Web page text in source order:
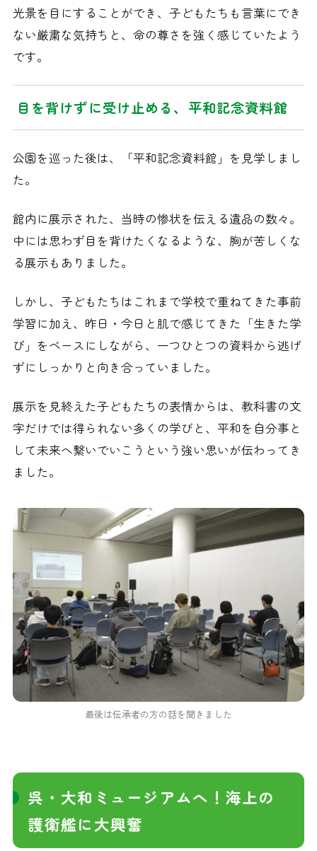
光景を目にすることができ、子どもたちも言葉にでき
ない厳粛な気持ちと、命の尊さを強く感じていたよう
です。
目を背けずに受け止める、平和記念資料館
公園を巡った後は、「平和記念資料館」を見学しまし
た。
館内に展示された、当時の惨状を伝える遺品の数々。
中には思わず目を背けたくなるような、胸が苦しくな
る展示もありました。
しかし、子どもたちはこれまで学校で重ねてきた事前
学習に加え、昨日・今日と肌で感じてきた「生きた学
び」をベースにしながら、一つひとつの資料から逃げ
ずにしっかりと向き合っていました。
展示を見終えた子どもたちの表情からは、教科書の文
字だけでは得られない多くの学びと、平和を自分事と
して未来へ繋いでいこうという強い思いが伝わってき
ました。
最後は伝承者の方の話を聞きました
呉・大和ミュージアムへ！海上の
護衛艦に大興奮